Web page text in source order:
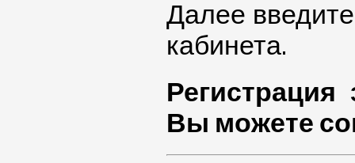
Далее
кабинета.
Вы можете